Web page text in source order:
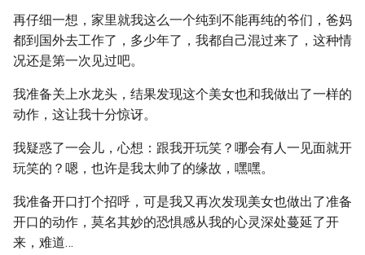
再仔细一想，家里就我这么一个纯到不能再纯的爷们，爸妈
都到国外去工作了，多少年了，我都自己混过来了，这种情
况还是第一次见过吧。
我准备关上水龙头，结果发现这个美女也和我做出了一样的
动作，这让我十分惊讶。
我疑惑了一会儿，心想：跟我开玩笑？哪会有人一见面就开
玩笑的？嗯，也许是我太帅了的缘故，嘿嘿。
我准备开口打个招呼，可是我又再次发现美女也做出了准备
开口的动作，莫名其妙的恐惧感从我的心灵深处蔓延了开
来，难道…